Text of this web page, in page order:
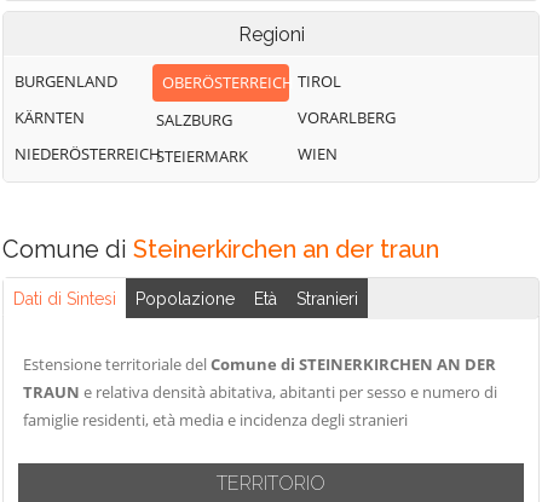
Regioni
BURGENLAND
KÄRNTEN
NIEDERÖSTERREICH
OBERÖSTERREICH
SALZBURG
STEIERMARK
TIROL
VORARLBERG
WIEN
Comune di Steinerkirchen an der traun
Dati di Sintesi Popolazione Età Stranieri
Estensione territoriale delComune di STEINERKIRCHEN AN DER
TRAUN e relativa densità abitativa, abitanti per sesso e numero di
famiglie residenti, età media e incidenza degli stranieri
TERRITORIO